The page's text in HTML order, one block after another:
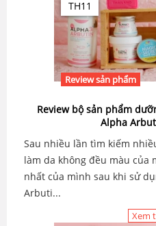
TH11
Review sản phẩm
Review bộ sản phẩm
Alpha
Sau nhiều lần tìm kiếm
làm da không đều màu của
nhất của mình sau khi sử
Arbuti...
Xem